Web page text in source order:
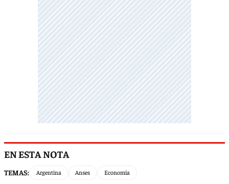
EN ESTA NOTA
TEMAS: Argentina Anses Economía